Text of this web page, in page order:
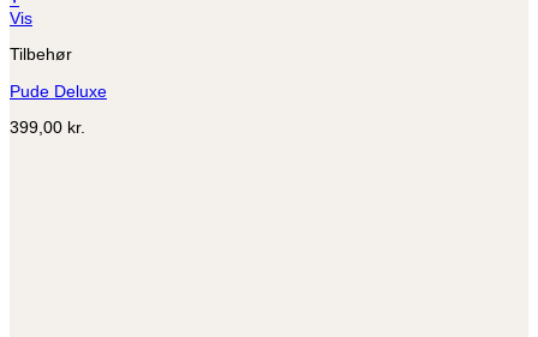
Vis
Tilbehør
Pude Deluxe
399,00 kr.